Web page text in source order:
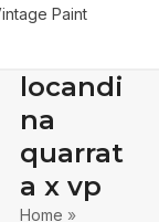
Paint
locandi
na
quarrat
a x vp
Home »